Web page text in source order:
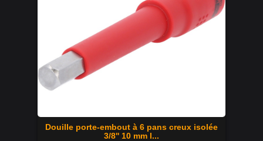
Douille porte-embout à 6 pans creux isolée
3/8'' 10 mm l...